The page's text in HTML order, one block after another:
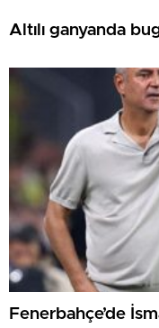
Altılı ganyanda
Fenerbahçe’de